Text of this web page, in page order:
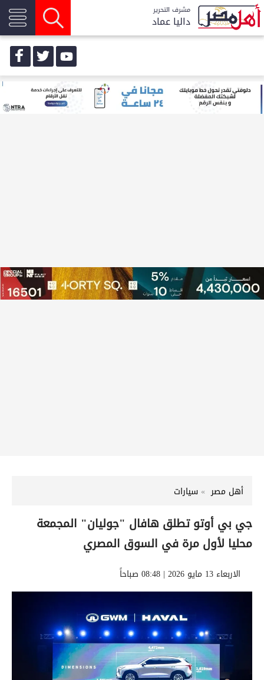
مشرف التحرير
داليا عماد
أهل مصر سيارات
جي بي أوتو تطلق هافال "جوليان" المجمعة
محليا لأول مرة في السوق المصري
الاربعاء 13 مايو 2026 | 08:48 صباحاً